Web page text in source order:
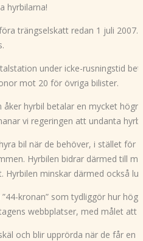
hyrbilarna!
trängselskatt redan 1 juli
under icke-rusningstid
mot 20 för övriga bilister.
hyrbil betalar en mycket
vi regeringen att undanta
bil när de behöver, i stället
Hyrbilen bidrar därmed till
Hyrbilen minskar därmed också
”44-kronan” som tydliggör hur
webbplatser, med målet
och blir upprörda när de får